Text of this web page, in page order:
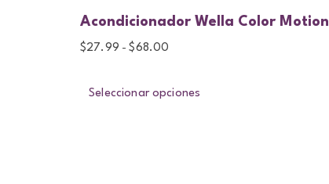
Acondicionador Wella Color Motion
$27.99 - $68.00
Seleccionar opciones